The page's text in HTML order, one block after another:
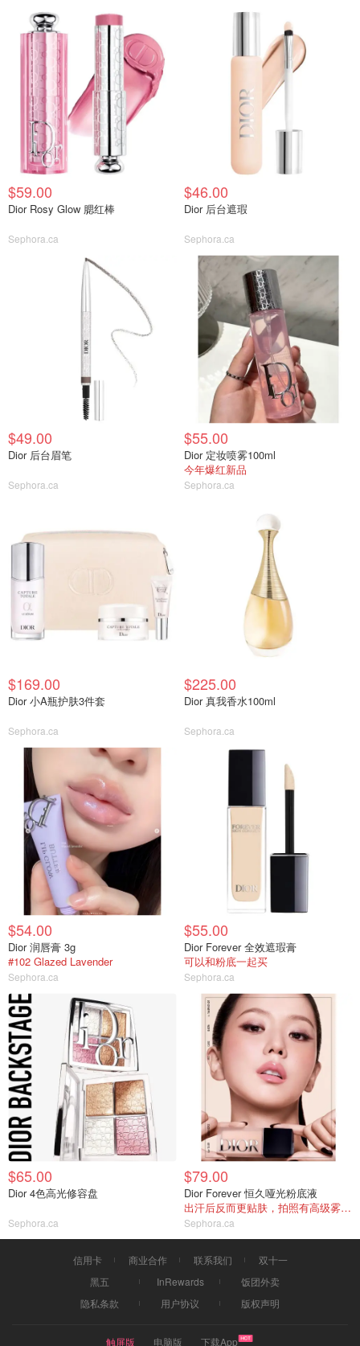
$59.00
Dior Rosy Glow 腮红棒
Sephora.ca
$46.00
Dior 后台遮瑕
Sephora.ca
$49.00
Dior 后台眉笔
Sephora.ca
$55.00
Dior 定妆喷雾100ml
今年爆红新品
Sephora.ca
$169.00
Dior 小A瓶护肤3件套
Sephora.ca
$225.00
Dior 真我香水100ml
Sephora.ca
$54.00
Dior 润唇膏 3g
#102 Glazed Lavender
Sephora.ca
$55.00
Dior Forever 全效遮瑕膏
可以和粉底一起买
Sephora.ca
$65.00
Dior 4色高光修容盘
Sephora.ca
$79.00
Dior Forever 恒久哑光粉底液
出汗后反而更贴肤，拍照有高级雾面感
Sephora.ca
信用卡 商业合作 联系我们
双十一
黑五
InRewards
饭团外卖
隐私条款
用户协议 版权声明
触屏版 电脑版 下载App